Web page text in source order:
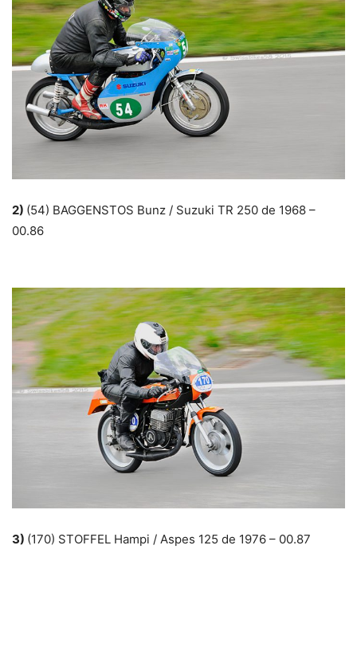
2) (54) BAGGENSTOS Bunz / Suzuki TR 250 de 1968 –
00.86
3) (170) STOFFEL Hampi / Aspes 125 de 1976 – 00.87